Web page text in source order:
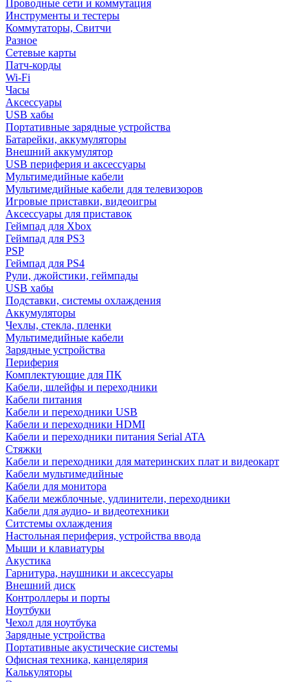
Проводные сети и коммутация
Инструменты и тестеры
Коммутаторы, Свитчи
Разное
Сетевые карты
Патч-корды
Wi-Fi
Часы
Аксессуары
USB хабы
Портативные зарядные устройства
Батарейки, аккумуляторы
Внешний аккумулятор
USB периферия и аксессуары
Мультимедийные кабели
Мультимедийные кабели для телевизоров
Игровые приставки, видеоигры
Аксессуары для приставок
Геймпад для Xbox
Геймпад для PS3
PSP
Геймпад для PS4
Рули, джойстики, геймпады
USB хабы
Подставки, системы охлаждения
Аккумуляторы
Чехлы, стекла, пленки
Мультимедийные кабели
Зарядные устройства
Периферия
Комплектующие для ПК
Кабели, шлейфы и переходники
Кабели питания
Кабели и переходники USB
Кабели и переходники HDMI
Кабели и переходники питания Serial ATA
Стяжки
Кабели и переходники для материнских плат и видеокарт
Кабели мультимедийные
Кабели для монитора
Кабели межблочные, удлинители, переходники
Кабели для аудио- и видеотехники
Ситстемы охлаждения
Настольная периферия, устройства ввода
Мыши и клавиатуры
Акустика
Гарнитура, наушники и аксессуары
Внешний диск
Контроллеры и порты
Ноутбуки
Чехол для ноутбука
Зарядные устройства
Портативные акустические системы
Офисная техника, канцелярия
Калькуляторы